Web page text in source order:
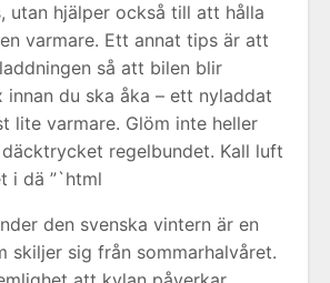
utan hjälper också till att hålla
varmare. Ett annat tips är att
så att bilen blir
du ska åka – ett nyladdat
lite varmare. Glöm inte heller
regelbundet. Kall luft
i dä ”`html
den svenska vintern är en
skiljer sig från sommarhalvåret.